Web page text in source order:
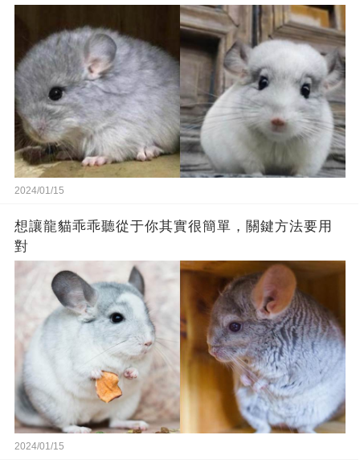
2024/01/15
想讓龍貓乖乖聽從于你其實很簡單，關鍵方法要用
對
2024/01/15